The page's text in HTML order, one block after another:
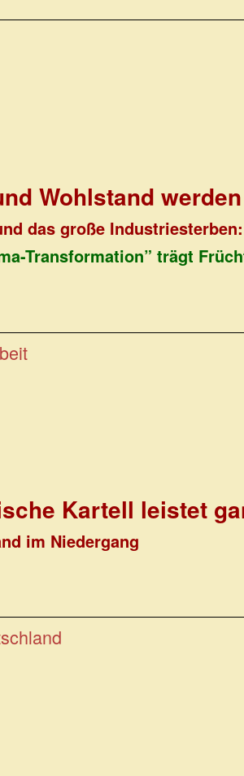
Wohlstand
das große Industriesterben:
Transformation” trägt
Kartell leistet
im Niedergang